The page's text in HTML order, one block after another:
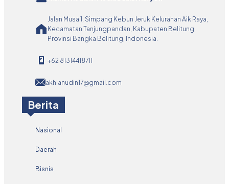
Jalan Musa 1, Simpang Kebun Jeruk Kelurahan Aik Raya,
Kecamatan Tanjungpandan, Kabupaten Belitung,
Provinsi Bangka Belitung, Indonesia.
+62 81314418711
akhlanudin17@gmail.com
Berita
Nasional
Daerah
Bisnis